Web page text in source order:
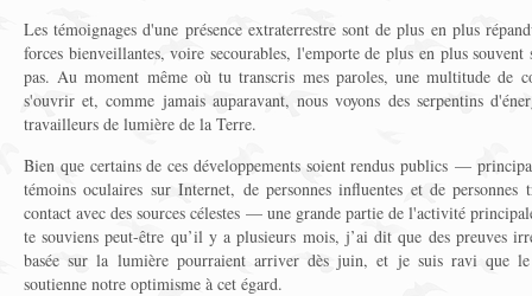
Les témoignages d'une présence extraterrestre sont de plus en plus
forces bienveillantes, voire secourables, l'emporte de plus en plus souvent
pas. Au moment même où tu transcris mes paroles, une multitude de
s'ouvrir et, comme jamais auparavant, nous voyons des serpentins
travailleurs de lumière de la Terre.
Bien que certains de ces développements soient rendus publics —
témoins oculaires sur Internet, de personnes influentes et de
contact avec des sources célestes — une grande partie de l'activité
te souviens peut-être qu’il y a plusieurs mois, j’ai dit que des preuves
basée sur la lumière pourraient arriver dès juin, et je suis ravi que le
soutienne notre optimisme à cet égard.